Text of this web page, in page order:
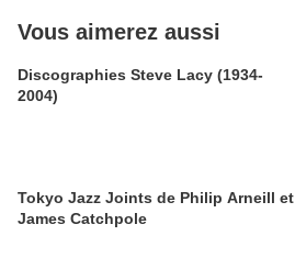
Vous aimerez aussi
Discographies Steve Lacy (1934-
2004)
Tokyo Jazz Joints de Philip Arneill et
James Catchpole